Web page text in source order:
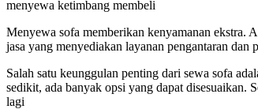
menyewa ketimbang membeli
Menyewa sofa memberikan kenyamanan ekstra.
jasa yang menyediakan layanan pengantaran
Salah satu keunggulan penting dari sewa sofa
sedikit, ada banyak opsi yang dapat disesuaikan.
lagi